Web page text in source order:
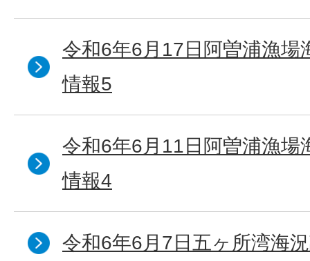
令和6年6月17日阿曽浦漁場
情報5
令和6年6月11日阿曽浦漁場
情報4
令和6年6月7日五ヶ所湾海